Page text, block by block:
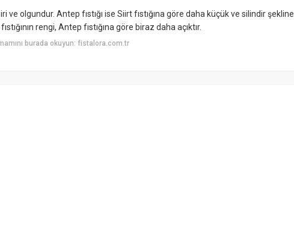
ve olgundur. Antep fıstığı ise Siirt fıstığına göre daha küçük ve silindir şekline
rengi, Antep fıstığına göre biraz daha açıktır.
burada okuyun: fistalora.com.tr